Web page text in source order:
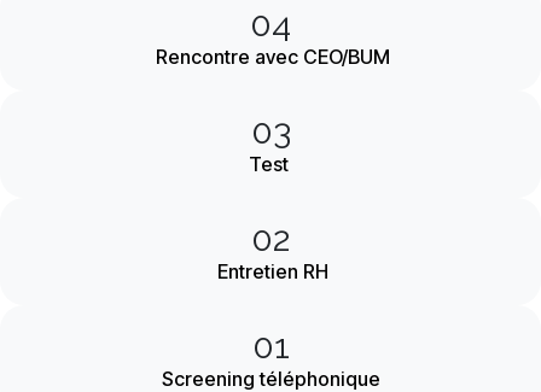
04
Rencontre avec CEO/BUM
03
Test
02
Entretien RH
01
Screening téléphonique